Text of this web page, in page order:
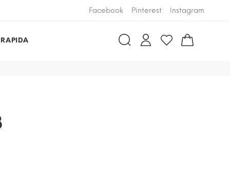
Facebook Pinterest Instagram